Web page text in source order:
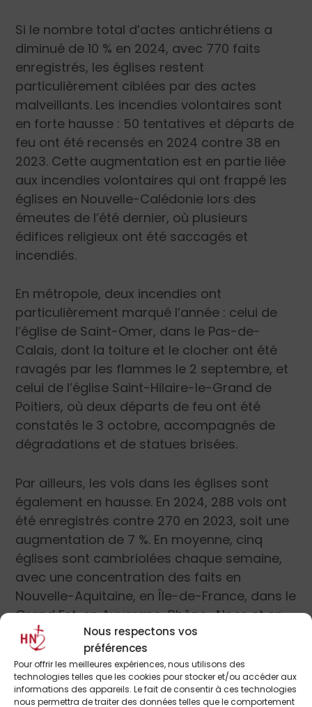
Nous respectons vos
préférences
Pour offrir les meilleures expériences, nous utilisons des
technologies telles que les cookies pour stocker et/ou accéder aux
informations des appareils. Le fait de consentir à ces technologies
nous permettra de traiter des données telles que le comportement
Si le nombre total d’actes antichrétiens a
diminué de 10 % en 2024, avec 770 faits
enregistrés, les églises restent
particulièrement ciblées par des actes
malveillants. Les incendies volontaires sont
en forte hausse : 50 tentatives et départs de
feu ont été recensés en 2024 contre 38 en
2023. Cette augmentation est en partie liée
aux incendies volontaires qui ont frappé les
églises en Nouvelle-Calédonie lors des
émeutes de l’été dernier, où plusieurs
édifices religieux ont été saccagés et
incendiés.
En métropole, deux incendies ont
particulièrement marqué l’année : celui de
l’église de Saint-Omer, dans le Pas-de-
Calais, dont la toiture et le clocher ont été
ravagés par les flammes le 2 septembre, et
celui de l’église Saint-Hilaire-le-Grand de
Poitiers, où deux départs de feu ont été
constatés le 3 octobre, accompagnés de
dégradations et de statues brisées.
Par ailleurs, les vols dans les églises sont
également en hausse. En 2024, 288 vols ont
été enregistrés contre 270 en 2023, soit une
augmentation de 7 %. En moyenne, cinq
églises sont cambriolées chaque semaine,
avec une concentration des faits en
Nouvelle-Aquitaine, en Île-de-France, dans le
Grand Est, en Auvergne-Rhône-Alpes et en
Occitanie.
Les fidèles ont eux aussi été directement
visés par des actes de perturbation au sein